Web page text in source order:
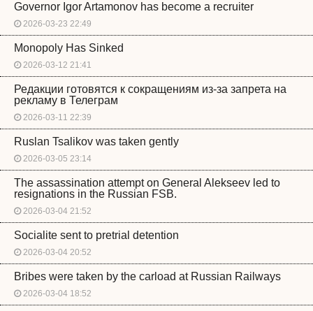
Governor Igor Artamonov has become a recruiter
2026-03-23 22:49
Monopoly Has Sinked
2026-03-12 21:41
Редакции готовятся к сокращениям из-за запрета на
рекламу в Телеграм
2026-03-11 22:39
Ruslan Tsalikov was taken gently
2026-03-05 23:14
The assassination attempt on General Alekseev led to
resignations in the Russian FSB.
2026-03-04 21:52
Socialite sent to pretrial detention
2026-03-04 20:52
Bribes were taken by the carload at Russian Railways
2026-03-04 18:52